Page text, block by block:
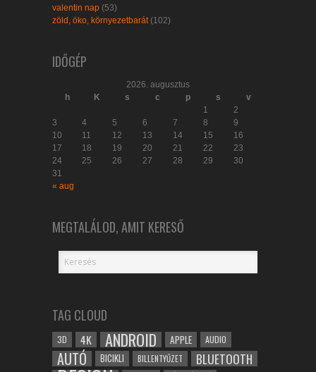
valentin nap (53)
zöld, öko, környezetbarát (102)
IDŐGÉP
2026. augusztus
h
K s c p s
v
1
2
3
4 5 6 7 8
9
10
11 12 13 14 15
16
17
18 19 20 21 22
23
24
25 26 27 28 29
30
31
« aug
MEGTALÁLOD, AMIT KERESŐ
TAG CLOUD
3D 4K ANDROID APPLE AUDIO
AUTÓ BICIKLI BILLENTYŰZET BLUETOOTH